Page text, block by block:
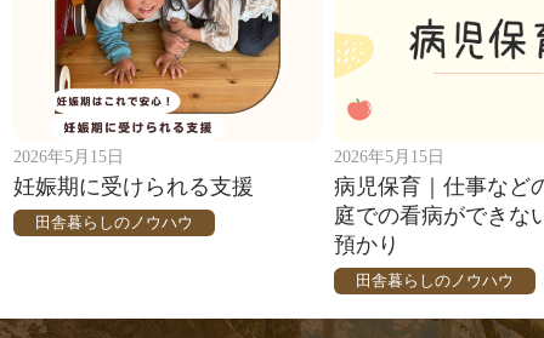
2026年5月15日
妊娠期に受けられる支援
田舎暮らしのノウハウ
2026年5月15日
病児保育｜仕事など
庭での看病ができな
預かり
田舎暮らしのノウハウ